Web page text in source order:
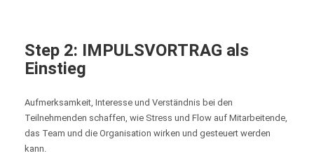
Step 2: IMPULSVORTRAG als
Einstieg
Aufmerksamkeit, Interesse und Verständnis bei den
Teilnehmenden schaffen, wie Stress und Flow auf Mitarbeitende,
das Team und die Organisation wirken und gesteuert werden
kann.